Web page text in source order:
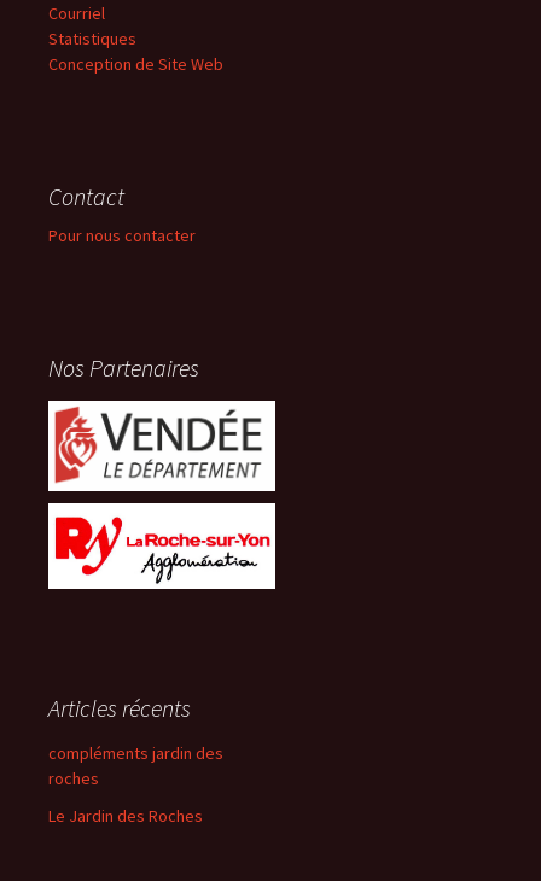
Courriel
Statistiques
Conception de Site Web
Contact
Pour nous contacter
Nos Partenaires
Articles récents
compléments jardin des
roches
Le Jardin des Roches